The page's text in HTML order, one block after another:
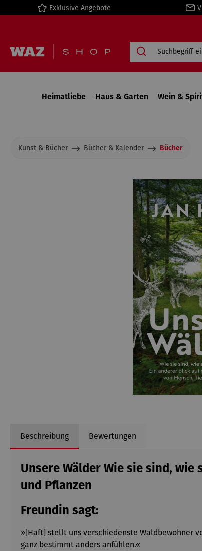
Zur Hauptnavigation springen
Exklusive Angebote
Heimatliebe Haus & Garten Wein &
Kunst & Bücher Bücher & Kalender Bücher
Beschreibung Bewertungen
Unsere Wälder Wie sie sind,
und Pflanzen
Freundin sagt:
»[Haft] stellt uns verschiedenste Waldbewohner
ganz bestimmt anders anfühlen.«